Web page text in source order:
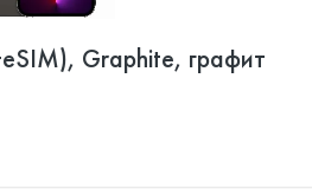
Graphite, графит